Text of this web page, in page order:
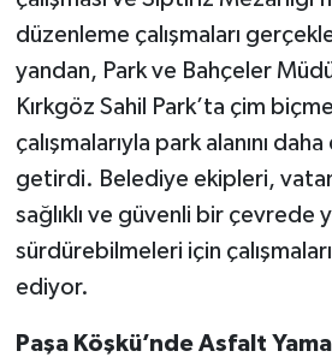
düzenleme çalışmaları
yandan, Park ve Bahçeler
Kırkgöz Sahil Park’ta çim
çalışmalarıyla park alanını
getirdi. Belediye ekipleri,
sağlıklı ve güvenli bir çevrede
sürdürebilmeleri için
ediyor.
Paşa Köşkü’nde Asfalt Yama